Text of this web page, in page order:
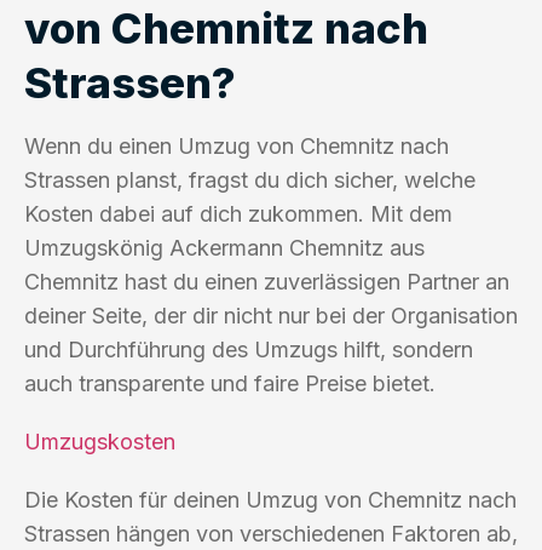
von Chemnitz nach
Strassen?
Wenn du einen Umzug von Chemnitz nach
Strassen planst, fragst du dich sicher, welche
Kosten dabei auf dich zukommen. Mit dem
Umzugskönig Ackermann Chemnitz aus
Chemnitz hast du einen zuverlässigen Partner an
deiner Seite, der dir nicht nur bei der Organisation
und Durchführung des Umzugs hilft, sondern
auch transparente und faire Preise bietet.
Umzugskosten
Die Kosten für deinen Umzug von Chemnitz nach
Strassen hängen von verschiedenen Faktoren ab,